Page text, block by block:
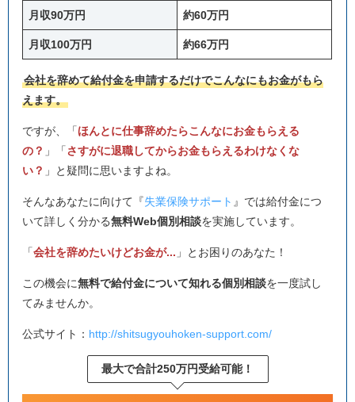
月収90万円 約60万円
月収100万円 約66万円
会社を辞めて給付金を申請するだけでこんなにもお金がもら
えます。
ですが、「ほんとに仕事辞めたらこんなにお金もらえる
の？ 」「さすがに退職してからお金もらえるわけなくな
い？ 」と疑問に思いますよね。
そんなあなたに向けて『失業保険サポート 』では給付金につ
いて詳しく分かる無料Web個別相談を実施しています。
「会社を辞めたいけどお金が... 」とお困りのあなた！
この機会に無料で給付金について知れる個別相談を一度試し
てみませんか。
公式サイト： http://shitsugyouhoken-support.com/
最大で合計250万円受給可能！